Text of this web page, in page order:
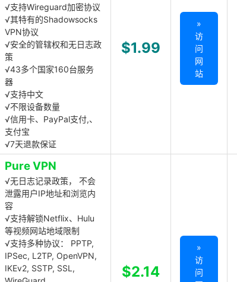
√支持Wireguard加密协议
√其特有的Shadowsocks
VPN协议
√安全的管辖权和无日志政
策
√43多个国家160台服务
器
√支持中文
√不限设备数量
√信用卡、PayPal支付,、
支付宝
√7天退款保证
$1.99
»
访
问
网
站
Pure VPN
√无日志记录政策， 不会
泄露用户IP地址和浏览内
容
√支持解锁Netflix、Hulu
等视频网站地域限制
√支持多种协议： PPTP,
IPSec, L2TP, OpenVPN,
IKEv2, SSTP, SSL,
$2.14
»
访
问